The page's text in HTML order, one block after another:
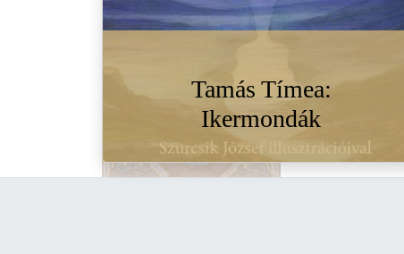
Tamás Tímea:
Ikermondák